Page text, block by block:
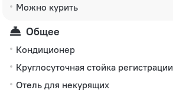
Можно курить
Общее
Кондиционер
Круглосуточная стойка регистрации
Отель для некурящих